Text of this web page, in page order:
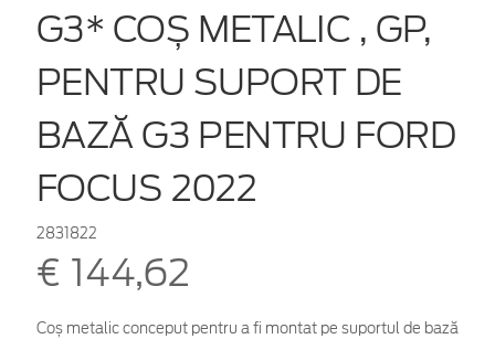
G3* COȘ METALIC , GP,
PENTRU SUPORT DE
BAZĂ G3 PENTRU FORD
FOCUS 2022
2831822
€ 144,62
Coș metalic conceput pentru a fi montat pe suportul de bază